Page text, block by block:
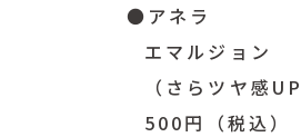
●アネラ
エマルジョン
（さらツヤ感UP
500円（税込）